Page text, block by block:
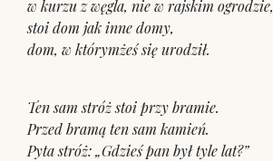
w kurzu z węgla, nie w rajskim ogrodzie,
stoi dom jak inne domy,
dom, w którymżeś się urodził.
Ten sam stróż stoi przy bramie.
Przed bramą ten sam kamień.
Pyta stróż: „Gdzieś pan był tyle lat?”